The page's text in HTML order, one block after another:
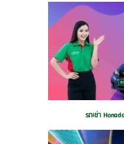
รถเช่า